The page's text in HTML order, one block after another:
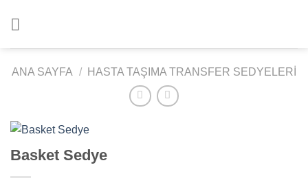
ANA SAYFA / HASTA TAŞIMA TRANSFER SEDYELERI
Basket Sedye